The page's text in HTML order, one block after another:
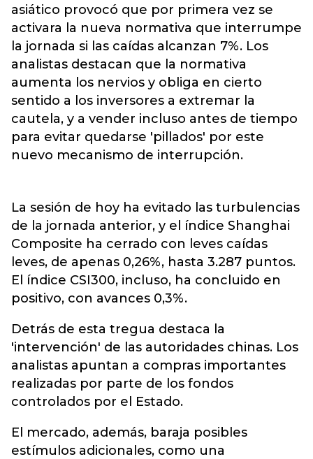
asiático provocó que por primera vez se
activara la nueva normativa que interrumpe
la jornada si las caídas alcanzan 7%. Los
analistas destacan que la normativa
aumenta los nervios y obliga en cierto
sentido a los inversores a extremar la
cautela, y a vender incluso antes de tiempo
para evitar quedarse 'pillados' por este
nuevo mecanismo de interrupción.
La sesión de hoy ha evitado las turbulencias
de la jornada anterior, y el índice Shanghai
Composite ha cerrado con leves caídas
leves, de apenas 0,26%, hasta 3.287 puntos.
El índice CSI300, incluso, ha concluido en
positivo, con avances 0,3%.
Detrás de esta tregua destaca la
'intervención' de las autoridades chinas. Los
analistas apuntan a compras importantes
realizadas por parte de los fondos
controlados por el Estado.
El mercado, además, baraja posibles
estímulos adicionales, como una